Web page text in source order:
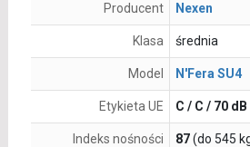
Producent Nexen
Klasa średnia
Model N'Fera SU4
Etykieta UE C / C / 70 dB
Indeks nośności 87(do 545